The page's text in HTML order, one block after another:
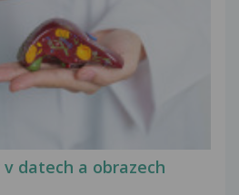
datech a obrazech